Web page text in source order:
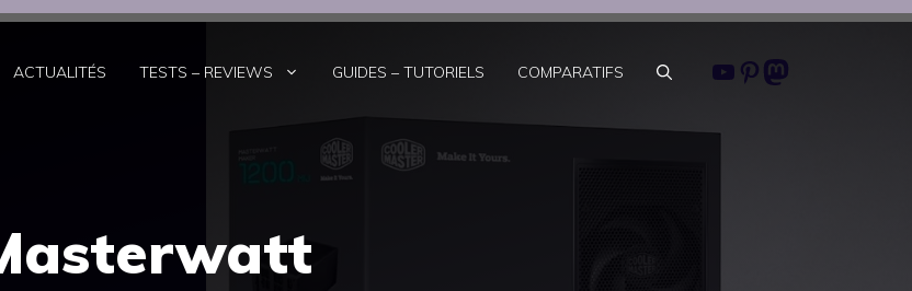
ACTUALITÉS TESTS – REVIEWS GUIDES – TUTORIELS COMPARATIFS Youtube
Pinterest
Mastodon